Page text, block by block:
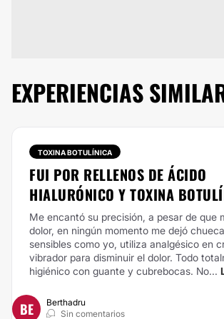
EXPERIENCIAS
TOXINA BOTULÍNICA
FUI POR RELLENOS DE ÁCIDO
HIALURÓNICO Y TOXINA
Me encantó su precisión, a pesar de que
dolor, en ningún momento me dejó
sensibles como yo, utiliza analgésico en
vibrador para disminuir el dolor. Todo
higiénico con guante y cubrebocas. No...
BE
Berthadru
Sin comentarios